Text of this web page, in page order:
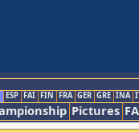
ESP FAI FIN FRA GER GRE INA
Pictures